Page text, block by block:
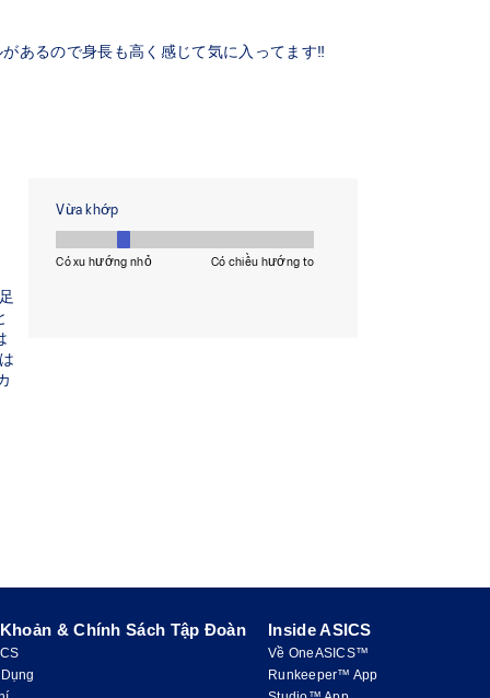
& Chính Sách Tập Đoàn Inside ASICS
Về OneASICS™
Runkeeper™ App